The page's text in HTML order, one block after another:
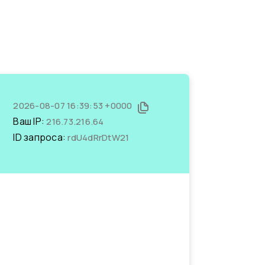
2026-08-07 16:39:53 +0000
Ваш IP:216.73.216.64
ID запроса:rdU4dRrDtW21